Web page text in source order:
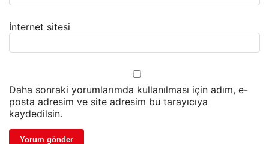
İnternet sitesi
Daha sonraki yorumlarımda kullanılması için adım, e-
posta adresim ve site adresim bu tarayıcıya
kaydedilsin.